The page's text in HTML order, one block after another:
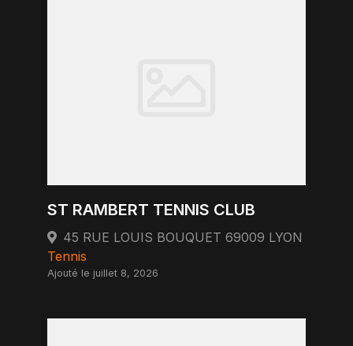
ST RAMBERT TENNIS CLUB
45 RUE LOUIS BOUQUET 69009 LYON
Tennis
Ajouté le juillet 8, 2026